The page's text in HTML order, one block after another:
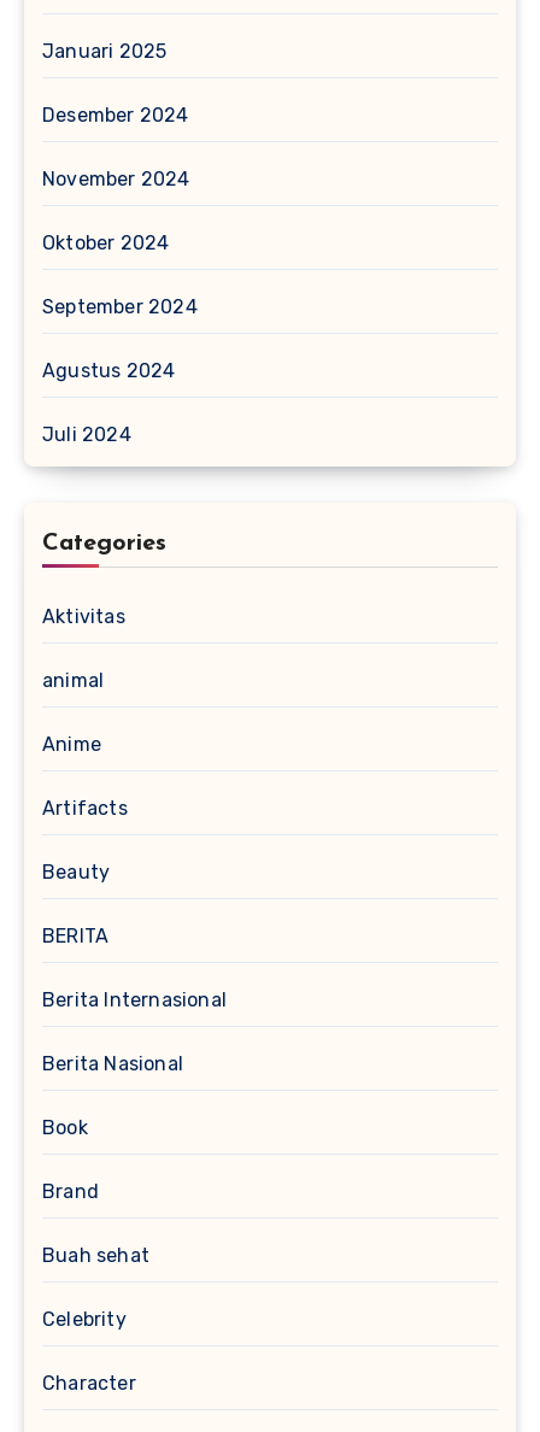
Januari 2025
Desember 2024
November 2024
Oktober 2024
September 2024
Agustus 2024
Juli 2024
Categories
Aktivitas
animal
Anime
Artifacts
Beauty
BERITA
Berita Internasional
Berita Nasional
Book
Brand
Buah sehat
Celebrity
Character